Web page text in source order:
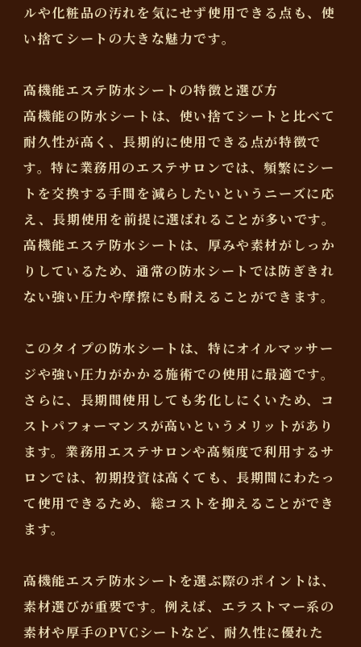
ルや化粧品の汚れを気にせず使用できる点も、使
い捨てシートの大きな魅力です。
高機能エステ防水シートの特徴と選び方
高機能の防水シートは、使い捨てシートと比べて
耐久性が高く、長期的に使用できる点が特徴で
す。特に業務用のエステサロンでは、頻繁にシー
トを交換する手間を減らしたいというニーズに応
え、長期使用を前提に選ばれることが多いです。
高機能エステ防水シートは、厚みや素材がしっか
りしているため、通常の防水シートでは防ぎきれ
ない強い圧力や摩擦にも耐えることができます。
このタイプの防水シートは、特にオイルマッサー
ジや強い圧力がかかる施術での使用に最適です。
さらに、長期間使用しても劣化しにくいため、コ
ストパフォーマンスが高いというメリットがあり
ます。業務用エステサロンや高頻度で利用するサ
ロンでは、初期投資は高くても、長期間にわたっ
て使用できるため、総コストを抑えることができ
ます。
高機能エステ防水シートを選ぶ際のポイントは、
素材選びが重要です。例えば、エラストマー系の
素材や厚手のPVCシートなど、耐久性に優れた